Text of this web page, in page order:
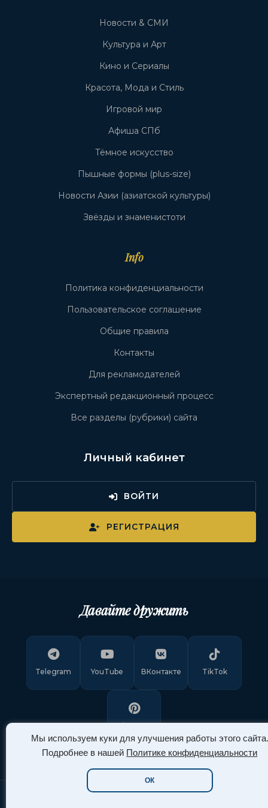
Мы используем куки для улучшения работы этого сайта.
Подробнее в нашей Политике конфиденциальности
ОК
Новости & СМИ
Культура и Арт
Кино и Сериалы
Красота, Мода и Стиль
Игровой мир
Афиша СПб
Тёмное искусство
Пышные формы (plus-size)
Новости Азии (азиатской культуры)
Звёзды и знаменистоти
Info
Политика конфиденциальности
Пользовательское соглашение
Общие правила
Контакты
Для рекламодателей
Экспертный редакционный процесс
Все разделы (рубрики) сайта
Личный кабинет
ВОЙТИ
РЕГИСТРАЦИЯ
Давайте дружить
Telegram YouTube ВКонтакте TikTok
Pinterest